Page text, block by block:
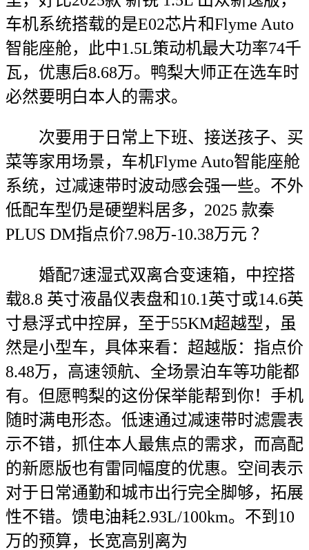
车机系统搭载的是E02芯片和Flyme Auto
智能座舱，此中1.5L策动机最大功率74千
瓦，优惠后8.68万。鸭梨大师正在选车时
必然要明白本人的需求。
次要用于日常上下班、接送孩子、买
菜等家用场景，车机Flyme Auto智能座舱
系统，过减速带时波动感会强一些。不外
低配车型仍是硬塑料居多，2025 款秦
PLUS DM指点价7.98万-10.38万元 ？
婚配7速湿式双离合变速箱，中控搭
载8.8 英寸液晶仪表盘和10.1英寸或14.6英
寸悬浮式中控屏，至于55KM超越型，虽
然是小型车，具体来看：超越版：指点价
8.48万，高速领航、全场景泊车等功能都
有。但愿鸭梨的这份保举能帮到你！手机
随时满电形态。低速通过减速带时滤震表
示不错，抓住本人最焦点的需求，而高配
的新愿版也有雷同幅度的优惠。空间表示
对于日常通勤和城市出行完全脚够，拓展
性不错。馈电油耗2.93L/100km。不到10
万的预算，长宽高别离为